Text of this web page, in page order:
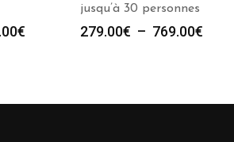
€
à
jusqu’à 30 personnes
279.00€ – 769.00€
à